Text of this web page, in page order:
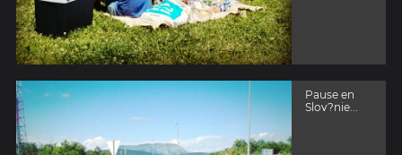
Pause en
Slov?nie...